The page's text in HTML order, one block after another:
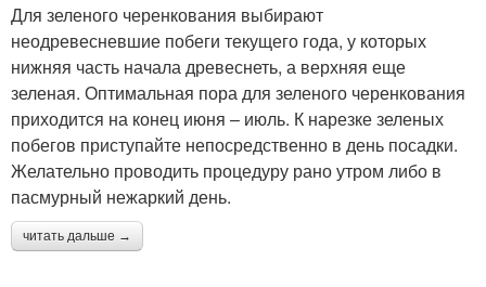
Для зеленого черенкования выбирают
неодревесневшие побеги текущего года, у которых
нижняя часть начала древеснеть, а верхняя еще
зеленая. Оптимальная пора для зеленого черенкования
приходится на конец июня – июль. К нарезке зеленых
побегов приступайте непосредственно в день посадки.
Желательно проводить процедуру рано утром либо в
пасмурный нежаркий день.
читать дальше →